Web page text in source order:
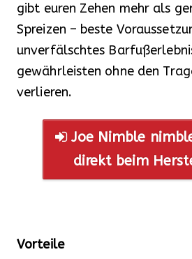
gibt euren Zehen mehr als
Spreizen – beste
unverfälschtes
gewährleisten ohne den
verlieren.
Joe Nimble
direkt beim
Vorteile